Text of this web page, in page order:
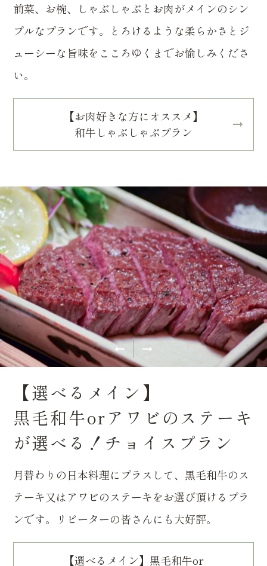
前菜、お椀、しゃぶしゃぶとお肉がメインのシン
プルなプランです。とろけるような柔らかさとジ
ューシーな旨味をこころゆくまでお愉しみくださ
い。
【お肉好きな方にオススメ】
和牛しゃぶしゃぶプラン
【選べるメイン】
黒毛和牛orアワビのステーキ
が選べる！チョイスプラン
月替わりの日本料理にプラスして、黒毛和牛のス
テーキ又はアワビのステーキをお選び頂けるプラ
ンです。リピーターの皆さんにも大好評。
【選べるメイン】黒毛和牛or